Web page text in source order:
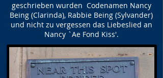
geschrieben wurden Codenamen Nancy
Being (Clarinda), Rabbie Being (Sylvander)
und nicht zu vergessen das Liebeslied an
Nancy `Ae Fond Kiss'.